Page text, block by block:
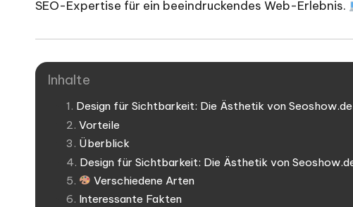
SEO-Expertise für ein beeindruckendes Web-Erlebnis.
Inhalte
Design für Sichtbarkeit: Die Ästhetik von Seoshow.de
Vorteile
Überblick
Design für Sichtbarkeit: Die Ästhetik von
Verschiedene Arten
Interessante Fakten